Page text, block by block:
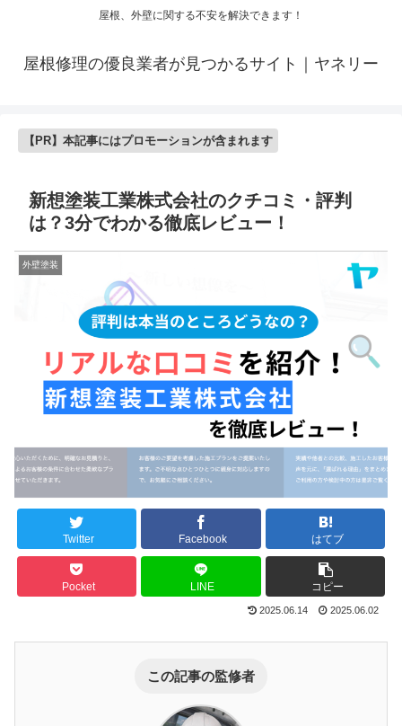
屋根、外壁に関する不安を解決できます！
屋根修理の優良業者が見つかるサイト｜ヤネリー
【PR】本記事にはプロモーションが含まれます
新想塗装工業株式会社のクチコミ・評判
は？3分でわかる徹底レビュー！
外壁塗装
Twitter Facebook はてブ
Pocket LINE コピー
2025.06.14 2025.06.02
この記事の監修者